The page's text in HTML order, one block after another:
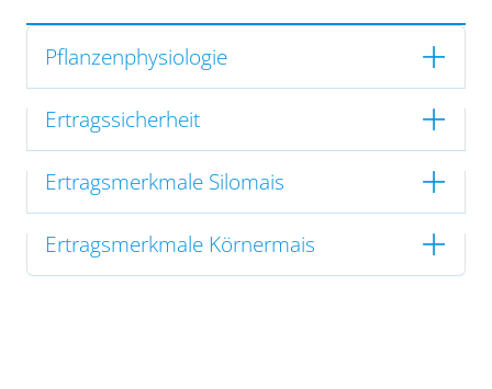
Pflanzenphysiologie
Ertragssicherheit
Ertragsmerkmale Silomais
Ertragsmerkmale Körnermais